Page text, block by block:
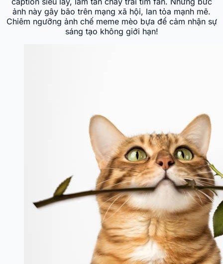
ảnh này gây bão trên mạng xã hội, lan tỏa mạnh mẽ.
Chiêm ngưỡng ảnh chế meme mèo bựa để cảm nhận sự
sáng tạo không giới hạn!